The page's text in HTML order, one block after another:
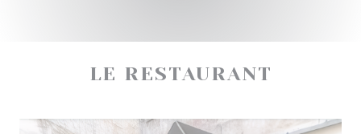
LE RESTAURANT